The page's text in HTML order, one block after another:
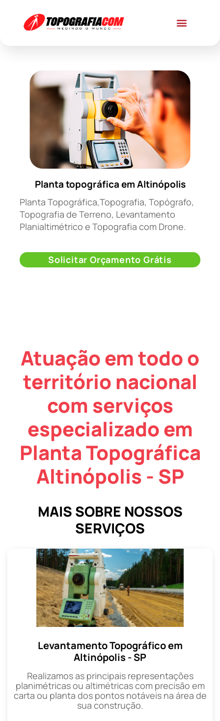
Planta topográfica em Altinópolis
Planta Topográfica,Topografia, Topógrafo,
Topografia de Terreno, Levantamento
Planialtimétrico e Topografia com Drone.
Solicitar Orçamento Grátis
Atuação em todo o
território nacional
com serviços
especializado em
Planta Topográfica
Altinópolis - SP
MAIS SOBRE NOSSOS
SERVIÇOS
Levantamento Topográfico em
Altinópolis - SP
Realizamos as principais representações
planimétricas ou altimétricas com precisão em
carta ou planta dos pontos notáveis na área de
sua construção.